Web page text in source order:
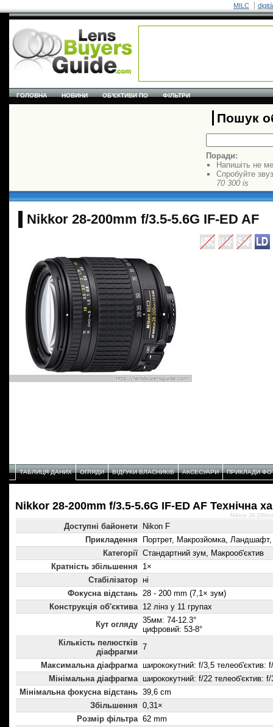
MILC
ГОЛОВНА НОВИНИ ОБ'ЄКТИВИ ПО ФІЛЬТРИ
Пошук
Поради:
Напишіть не
Спробуйте
70 300 is
Nikkor 28-200mm f/3.5-5.6G IF-ED AF
ТАБЛИЦЯ ДАНИХ ОГЛЯДИ ВІДГУКИ ВЛАСНИКІВ АКСЕСУАРИ ПРИКЛАДИ
Nikkor 28-200mm f/3.5-5.6G IF-ED AF Технічнa
Доступні байонети
Nikon F
Прикладення
Портрет, Макрозйомка, Ландшафт,
Категорії Стандартний зум, Макрооб'єктив
Кратність збільшення
1×
Стабілізатор ні
Фокусна відстань 28 - 200 mm (7,1× зум)
Конструкція об'єктива 12 лінз у 11 групах
Кут огляду 35мм: 74-12.3°
цифровий: 53-8°
Кількість пелюстків
діафрагми
7
Максимальна діафрагма ширококутний: f/3,5 телеоб'єктив:
Мінімальна діафрагма ширококутний: f/22 телеоб'єктив: f/
Мінімальна фокусна відстань 39,6 cm
Збільшення 0,31×
Розмір фільтра 62 mm
Nikkor 28-